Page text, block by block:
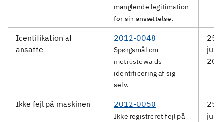
manglende legitimation
for sin ansættelse.
Identifikation af
ansatte
2012-0048
Spørgsmål om
metrostewards
identificering af sig
selv.
25.
juni
Ikke fejl på maskinen 2012-0050
Ikke registreret fejl på
25.
juni